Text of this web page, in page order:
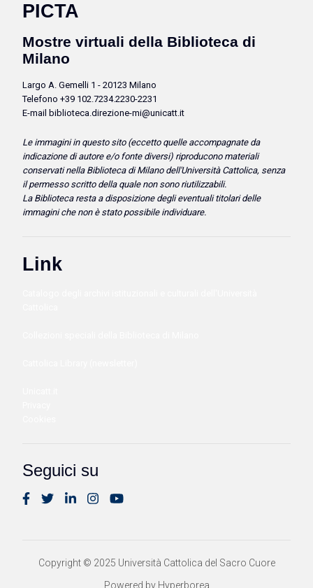
PICTA
Mostre virtuali della Biblioteca di
Milano
Largo A. Gemelli 1 - 20123 Milano
Telefono +39 102.7234.2230-2231
E-mail biblioteca.direzione-mi@unicatt.it
Le immagini in questo sito (eccetto quelle accompagnate da
indicazione di autore e/o fonte diversi) riproducono materiali
conservati nella Biblioteca di Milano dell'Università Cattolica, senza
il permesso scritto della quale non sono riutilizzabili.
La Biblioteca resta a disposizione degli eventuali titolari delle
immagini che non è stato possibile individuare.
Link
Seguici su
Copyright © 2025 Università Cattolica del Sacro Cuore
Powered by Hyperborea